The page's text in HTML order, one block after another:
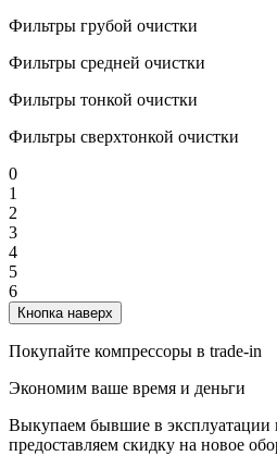
Фильтры грубой очистки
Фильтры средней очистки
Фильтры тонкой очистки
Фильтры сверхтонкой очистки
0
1
2
3
4
5
6
Кнопка наверх
Покупайте компрессоры в trade-in
Экономим ваше время и деньги
Выкупаем бывшие в эксплуатации
предоставляем скидку на новое